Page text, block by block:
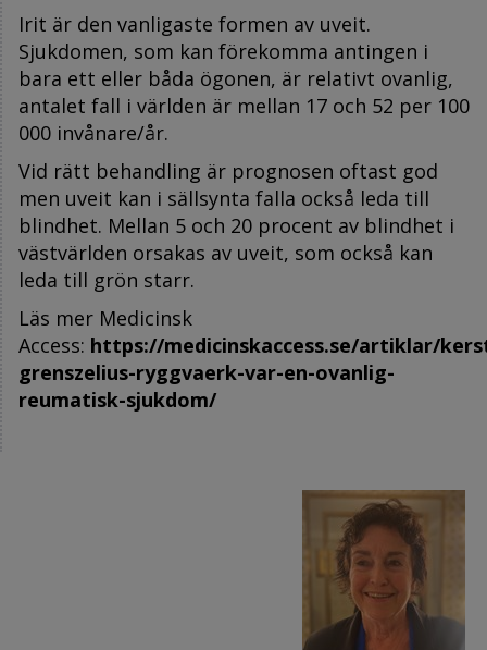
Irit är den vanligaste formen av uveit.
Sjukdomen, som kan förekomma antingen i
bara ett eller båda ögonen, är relativt ovanlig,
antalet fall i världen är mellan 17 och 52 per 100
000 invånare/år.
Vid rätt behandling är prognosen oftast god
men uveit kan i sällsynta falla också leda till
blindhet. Mellan 5 och 20 procent av blindhet i
västvärlden orsakas av uveit, som också kan
leda till grön starr.
Läs mer Medicinsk
Access: https://medicinskaccess.se/artiklar/
grenszelius-ryggvaerk-var-en-ovanlig-
reumatisk-sjukdom/